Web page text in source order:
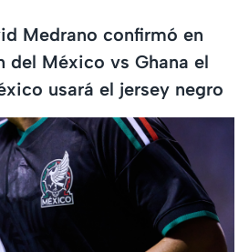
Medrano confirmó en
del México vs Ghana el
usará el jersey negro